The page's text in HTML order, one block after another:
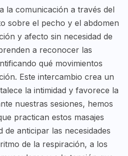
la comunicación a través del
sobre el pecho y el abdomen
y afecto sin necesidad de
a reconocer las
qué movimientos
Este intercambio crea un
la intimidad y favorece la
nuestras sesiones, hemos
practican estos masajes
de anticipar las necesidades
de la respiración, a los